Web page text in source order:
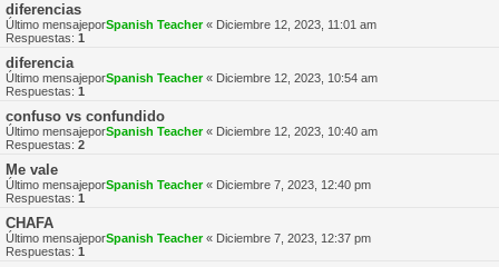
diferencias
Último mensajeporSpanish Teacher« Diciembre 12, 2023, 11:01 am
Respuestas: 1
diferencia
Último mensajeporSpanish Teacher« Diciembre 12, 2023, 10:54 am
Respuestas: 1
confuso vs confundido
Último mensajeporSpanish Teacher« Diciembre 12, 2023, 10:40 am
Respuestas: 2
Me vale
Último mensajeporSpanish Teacher« Diciembre 7, 2023, 12:40 pm
Respuestas: 1
CHAFA
Último mensajeporSpanish Teacher« Diciembre 7, 2023, 12:37 pm
Respuestas: 1